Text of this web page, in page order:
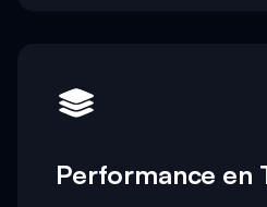
Performance en